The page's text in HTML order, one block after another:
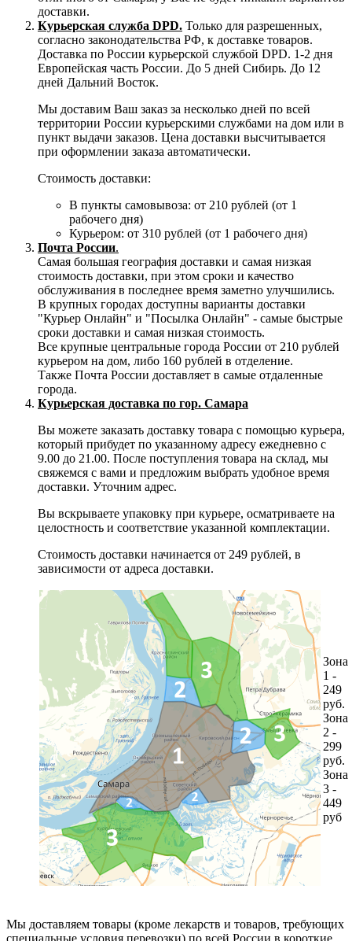
доставки.
Курьерская служба DPD. Только для разрешенных,
согласно законодательства РФ, к доставке товаров.
Доставка по России курьерской службой DPD. 1-2 дня
Европейская часть России. До 5 дней Сибирь. До 12
дней Дальний Восток.
Мы доставим Ваш заказ за несколько дней по всей
территории России курьерскими службами на дом или в
пункт выдачи заказов. Цена доставки высчитывается
при оформлении заказа автоматически.
Стоимость доставки:
В пункты самовывоза: от 210 рублей (от 1
рабочего дня)
Курьером: от 310 рублей (от 1 рабочего дня)
Почта России.
Самая большая география доставки и самая низкая
стоимость доставки, при этом сроки и качество
обслуживания в последнее время заметно улучшились.
В крупных городах доступны варианты доставки
"Курьер Онлайн" и "Посылка Онлайн" - самые быстрые
сроки доставки и самая низкая стоимость.
Все крупные центральные города России от 210 рублей
курьером на дом, либо 160 рублей в отделение.
Также Почта России доставляет в самые отдаленные
города.
Курьерская доставка по гор. Самара
Вы можете заказать доставку товара с помощью курьера,
который прибудет по указанному адресу ежедневно с
9.00 до 21.00. После поступления товара на склад, мы
свяжемся с вами и предложим выбрать удобное время
доставки. Уточним адрес.
Вы вскрываете упаковку при курьере, осматриваете на
целостность и соответствие указанной комплектации.
Стоимость доставки начинается от 249 рублей, в
зависимости от адреса доставки.
Зона
1 -
249
руб.
Зона
2 -
299
руб.
Зона
3 -
449
руб
Мы доставляем товары (кроме лекарств и товаров, требующих
специальные условия перевозки) по всей России в короткие